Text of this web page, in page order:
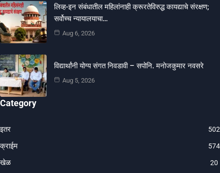
लिव्ह-इन संबंधातील महिलांनाही क्रूरतेविरुद्ध कायद्याचे संरक्षण;
सर्वोच्च न्यायालयाचा…
Aug 6, 2026
विद्यार्थांनी योग्य संगत निवडावी – सपोनि. मनोजकुमार नवसरे
Aug 5, 2026
Category
इतर 502
क्राईम 574
खेळ 20